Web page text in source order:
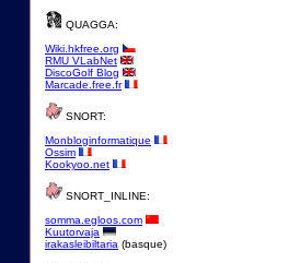
QUAGGA:
Wiki.hkfree.org
RMU VLabNet
DiscoGolf Blog
Marcade.free.fr
SNORT:
Monbloginformatique
Ossim
Kookyoo.net
SNORT_INLINE:
somma.egloos.com
Kuutorvaja
irakasleibiltaria (basque)